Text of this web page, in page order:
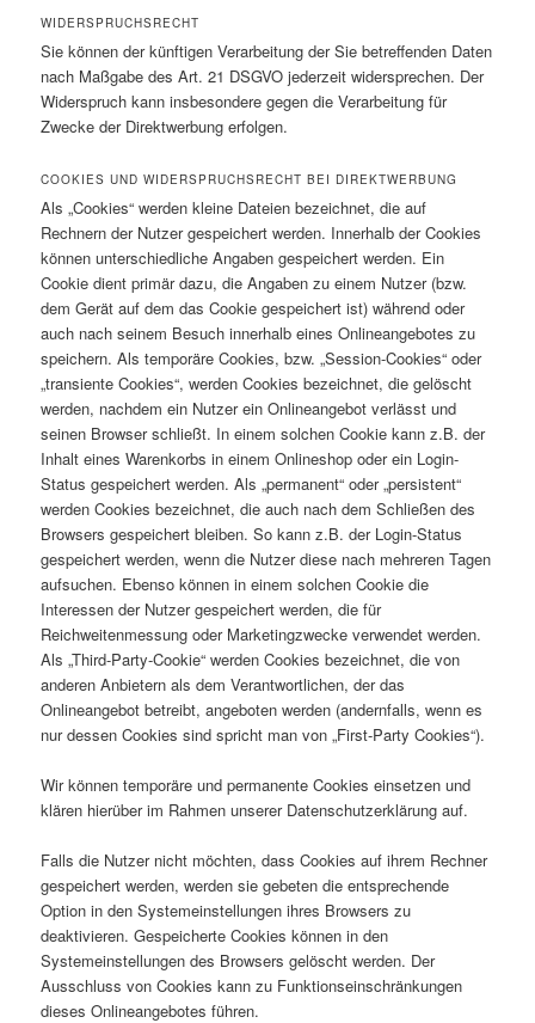
WIDERSPRUCHSRECHT
Sie können der künftigen Verarbeitung der Sie betreffenden Daten
nach Maßgabe des Art. 21 DSGVO jederzeit widersprechen. Der
Widerspruch kann insbesondere gegen die Verarbeitung für
Zwecke der Direktwerbung erfolgen.
COOKIES UND WIDERSPRUCHSRECHT BEI DIREKTWERBUNG
Als „Cookies“ werden kleine Dateien bezeichnet, die auf
Rechnern der Nutzer gespeichert werden. Innerhalb der Cookies
können unterschiedliche Angaben gespeichert werden. Ein
Cookie dient primär dazu, die Angaben zu einem Nutzer (bzw.
dem Gerät auf dem das Cookie gespeichert ist) während oder
auch nach seinem Besuch innerhalb eines Onlineangebotes zu
speichern. Als temporäre Cookies, bzw. „Session-Cookies“ oder
„transiente Cookies“, werden Cookies bezeichnet, die gelöscht
werden, nachdem ein Nutzer ein Onlineangebot verlässt und
seinen Browser schließt. In einem solchen Cookie kann z.B. der
Inhalt eines Warenkorbs in einem Onlineshop oder ein Login-
Status gespeichert werden. Als „permanent“ oder „persistent“
werden Cookies bezeichnet, die auch nach dem Schließen des
Browsers gespeichert bleiben. So kann z.B. der Login-Status
gespeichert werden, wenn die Nutzer diese nach mehreren Tagen
aufsuchen. Ebenso können in einem solchen Cookie die
Interessen der Nutzer gespeichert werden, die für
Reichweitenmessung oder Marketingzwecke verwendet werden.
Als „Third-Party-Cookie“ werden Cookies bezeichnet, die von
anderen Anbietern als dem Verantwortlichen, der das
Onlineangebot betreibt, angeboten werden (andernfalls, wenn es
nur dessen Cookies sind spricht man von „First-Party Cookies“).
Wir können temporäre und permanente Cookies einsetzen und
klären hierüber im Rahmen unserer Datenschutzerklärung auf.
Falls die Nutzer nicht möchten, dass Cookies auf ihrem Rechner
gespeichert werden, werden sie gebeten die entsprechende
Option in den Systemeinstellungen ihres Browsers zu
deaktivieren. Gespeicherte Cookies können in den
Systemeinstellungen des Browsers gelöscht werden. Der
Ausschluss von Cookies kann zu Funktionseinschränkungen
dieses Onlineangebotes führen.